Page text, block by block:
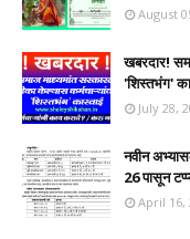
August
खबरदार!
'शिस्तभंग'
July 28,
नवीन
26 पासून
April 16,